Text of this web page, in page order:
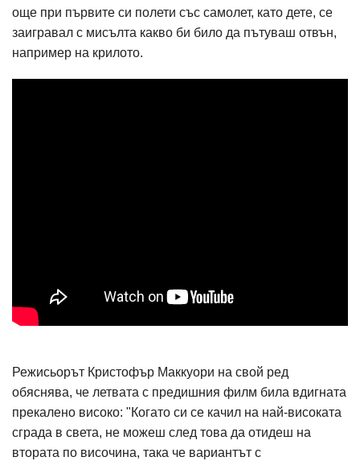
още при първите си полети със самолет, като дете, се
заигравал с мисълта какво би било да пътуваш отвън,
например на крилото.
Режисьорът Кристофър Маккуори на свой ред
обяснява, че летвата с предишния филм била вдигната
прекалено високо: "Когато си се качил на най-високата
сграда в света, не можеш след това да отидеш на
втората по височина, така че вариантът с